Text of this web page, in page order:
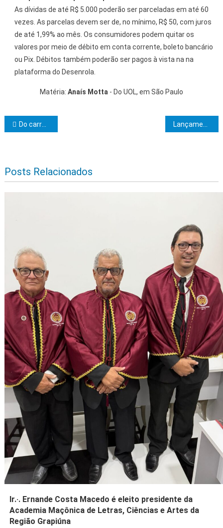
As dívidas de até R$ 5.000 poderão ser parceladas em até 60
vezes. As parcelas devem ser de, no mínimo, R$ 50, com juros
de até 1,99% ao mês. Os consumidores podem quitar os
valores por meio de débito em conta corrente, boleto bancário
ou Pix. Débitos também poderão ser pagos à vista na na
plataforma do Desenrola.
Matéria: Anaís Motta - Do UOL, em São Paulo
Navegação de Post
Do carro elétrico ao parque eólico, Bahia desponta no cenário nacional e mostra fôlego em momento de franco desenvolvimento
Posts Relacionados
Ir.·. Ernande Costa Macedo é eleito presidente da
Academia Maçônica de Letras, Ciências e Artes da
Região Grapiúna